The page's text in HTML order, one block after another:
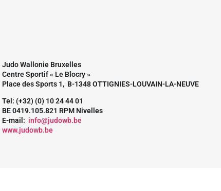
Judo Wallonie Bruxelles
Centre Sportif « Le Blocry »
Place des Sports 1, B-1348 OTTIGNIES-LOUVAIN-LA-NEUVE
Tel: (+32) (0) 10 24 44 01
BE 0419.105.821 RPM Nivelles
E-mail: info@judowb.be
www.judowb.be